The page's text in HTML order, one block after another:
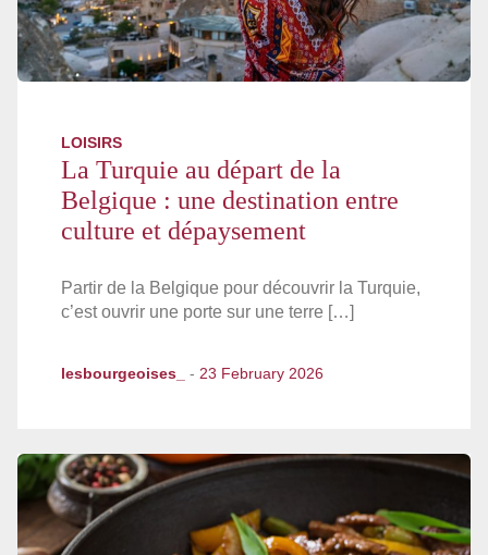
LOISIRS
La Turquie au départ de la
Belgique : une destination entre
culture et dépaysement
Partir de la Belgique pour découvrir la Turquie,
c’est ouvrir une porte sur une terre […]
lesbourgeoises_ - 23 February 2026